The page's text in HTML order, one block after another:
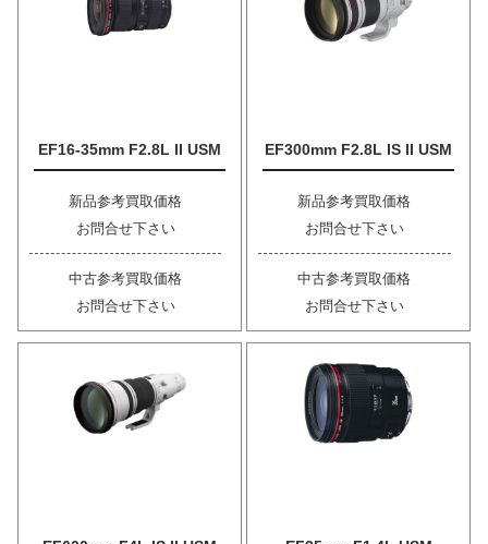
EF16-35mm F2.8L II USM
新品参考買取価格
お問合せ下さい
中古参考買取価格
お問合せ下さい
EF300mm F2.8L IS II USM
新品参考買取価格
お問合せ下さい
中古参考買取価格
お問合せ下さい